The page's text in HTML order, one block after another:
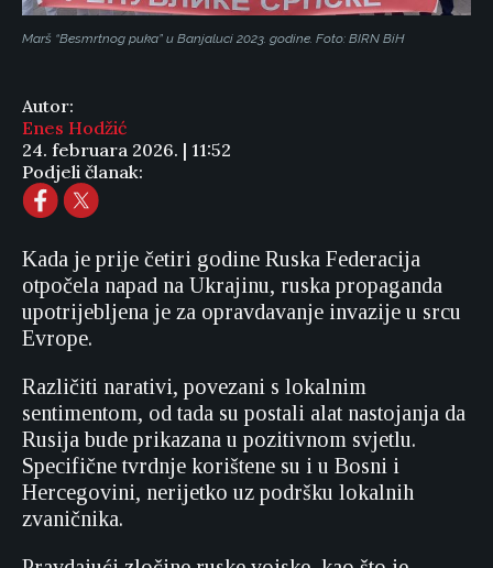
Marš “Besmrtnog puka” u Banjaluci 2023. godine. Foto: BIRN BiH
Autor:
Enes Hodžić
24. februara 2026. | 11:52
Podjeli članak:
Kada je prije četiri godine Ruska Federacija
otpočela napad na Ukrajinu, ruska propaganda
upotrijebljena je za opravdavanje invazije u srcu
Evrope.
Različiti narativi, povezani s lokalnim
sentimentom, od tada su postali alat nastojanja da
Rusija bude prikazana u pozitivnom svjetlu.
Specifične tvrdnje korištene su i u Bosni i
Hercegovini, nerijetko uz podršku lokalnih
zvaničnika.